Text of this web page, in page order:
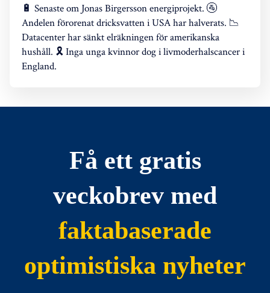
🔋 Senaste om Jonas Birgersson energiprojekt. 🚰
Andelen förorenat dricksvatten i USA har halverats. 📉
Datacenter har sänkt elräkningen för amerikanska
hushåll. 🎗️ Inga unga kvinnor dog i livmoderhalscancer i
England.
Få ett gratis
veckobrev med
faktabaserade
optimistiska nyheter